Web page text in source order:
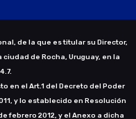
de la que es titular su Director,
ciudad de Rocha, Uruguay, en la
en el Art.1 del Decreto del Poder
y lo establecido en Resolución
febrero 2012, y el Anexo a dicha